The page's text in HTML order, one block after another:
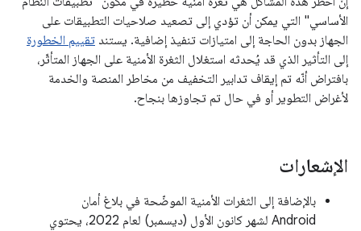
الأساسي" التي يمكن أن تؤدي إلى تصعيد صلاحيات التطبيقات على
الجهاز بدون الحاجة إلى امتيازات تنفيذ إضافية. يستند تقييم الخطورة
إلى التأثير الذي قد يُحدثه استغلال الثغرة الأمنية على الجهاز المتأثّر،
بافتراض أنّه تم إيقاف تدابير التخفيف من مخاطر المنصة والخدمة
لأغراض التطوير أو في حال تم تجاوزها بنجاح.
الإشعارات
بالإضافة إلى الثغرات الأمنية الموضّحة في بلاغ أمان
Android لشهر كانون الأول (ديسمبر) لعام 2022، يحتوي